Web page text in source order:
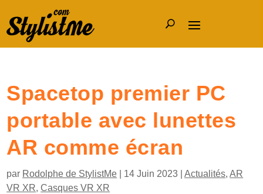
Spacetop premier PC
portable avec lunettes
AR comme écran
par Rodolphe de StylistMe 14 Juin 2023 |Actualités,AR
VR XR,Casques VR XR